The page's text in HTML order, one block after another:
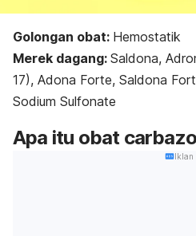
Golongan obat: Hemostatik
Merek dagang: Saldona,
17), Adona Forte, Saldona
Sodium Sulfonate
Apa itu obat
Iklan